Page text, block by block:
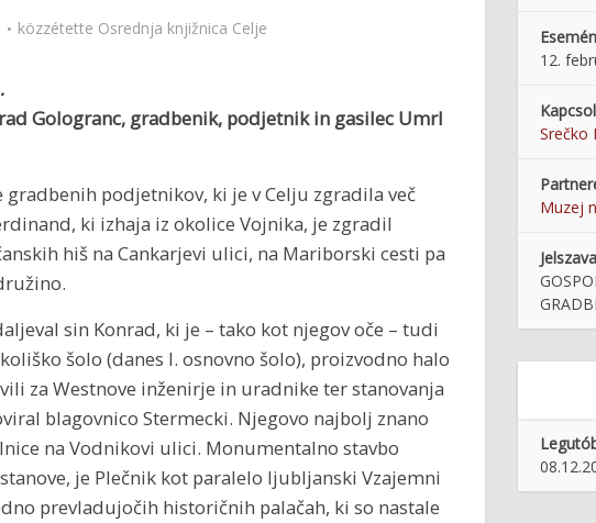
közzétette Osrednja knjižnica Celje
Gologranc, gradbenik, podjetnik in gasilec Umrl
podjetnikov, ki je v Celju zgradila več
ki izhaja iz okolice Vojnika, je zgradil
hiš na Cankarjevi ulici, na Mariborski cesti pa
sin Konrad, ki je – tako kot njegov oče – tudi
šolo (danes I. osnovno šolo), proizvodno halo
za Westnove inženirje in uradnike ter stanovanja
blagovnico Stermecki. Njegovo najbolj znano
na Vodnikovi ulici. Monumentalno stavbo
je Plečnik kot paralelo ljubljanski Vzajemni
prevladujočih historičnih palačah, ki so nastale
12.
Srečko
Muzej